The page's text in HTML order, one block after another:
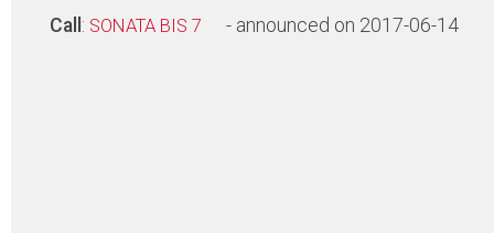
Call : SONATA BIS 7 - announced on 2017-06-14